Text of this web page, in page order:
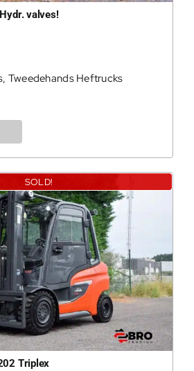
valves!
, Tweedehands Heftrucks
SOLD!
Triplex